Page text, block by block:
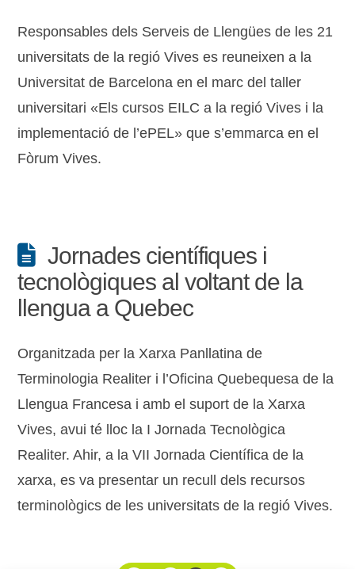
Responsables dels Serveis de Llengües de les 21
universitats de la regió Vives es reuneixen a la
Universitat de Barcelona en el marc del taller
universitari «Els cursos EILC a la regió Vives i la
implementació de l’ePEL» que s’emmarca en el
Fòrum Vives.
Jornades científiques i
tecnològiques al voltant de la
llengua a Quebec
Organitzada per la Xarxa Panllatina de
Terminologia Realiter i l’Oficina Quebequesa de la
Llengua Francesa i amb el suport de la Xarxa
Vives, avui té lloc la I Jornada Tecnològica
Realiter. Ahir, a la VII Jornada Científica de la
xarxa, es va presentar un recull dels recursos
terminològics de les universitats de la regió Vives.